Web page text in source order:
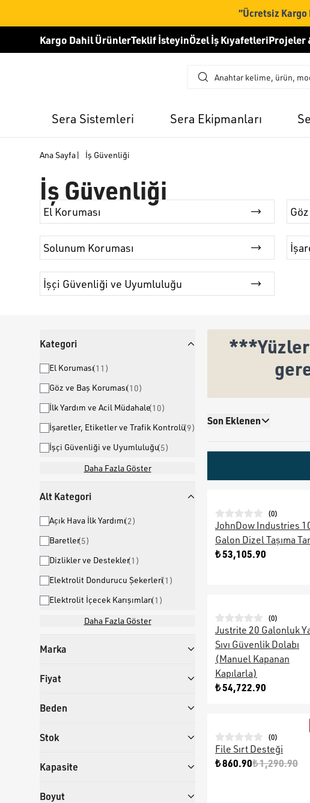
“Ücretsiz
Kargo Dahil ÜrünlerTeklif İsteyinÖzel İş KıyafetleriProjeler
Sera Sistemleri Sera Ekipmanları
Ana Sayfa| İş Güvenliği
İş Güvenliği
El Koruması
Solunum Koruması
İşçi Güvenliği ve Uyumluluğu
Kategori
El Koruması(11 )
Göz ve Baş Koruması(10)
İlk Yardım ve Acil Müdahale(10)
İşaretler, Etiketler ve Trafik Kontrolü(9)
İşçi Güvenliği ve Uyumluluğu(5)
Daha Fazla Göster
Alt Kategori
Açık Hava İlk Yardımı(2)
Baretler(5)
Dizlikler ve Destekler(1 )
Elektrolit Dondurucu Şekerleri(1 )
Elektrolit İçecek Karışımları(1 )
Daha Fazla Göster
Marka
Fiyat
Beden
Stok
Kapasite
Boyut
Son Eklenen
(0)
JohnDow Industries
Galon Dizel Taşıma
₺ 53,105.90
(0)
Justrite 20 Galonluk
Sıvı Güvenlik Dolabı
(Manuel Kapanan
Kapılarla)
₺ 54,722.90
(0)
File Sırt Desteği
₺ 860.90₺ 1,290.90